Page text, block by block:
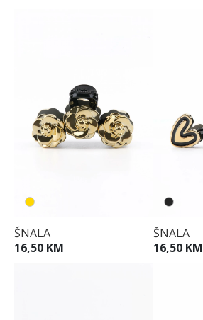
ŠNALA
16,50 KM
ŠNALA
16,50 KM